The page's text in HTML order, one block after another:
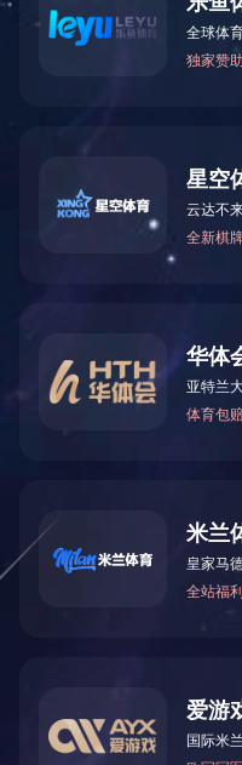
2019年9月被
2020-03-17 16:53:50